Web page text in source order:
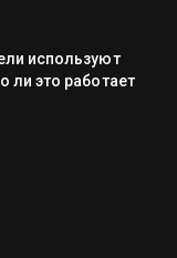
используют
ли это работает